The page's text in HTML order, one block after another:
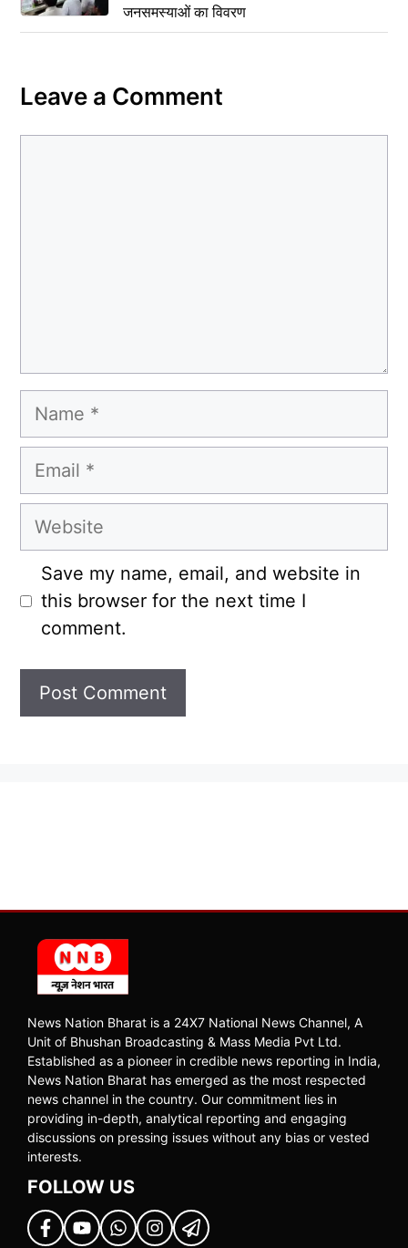
जनसमस्याओं का विवरण
Leave a Comment
Name
Email
Website
Save my name, email, and website in
this browser for the next time I
comment.
News Nation Bharat is a 24X7 National News Channel, A
Unit of Bhushan Broadcasting & Mass Media Pvt Ltd.
Established as a pioneer in credible news reporting in India,
News Nation Bharat has emerged as the most respected
news channel in the country. Our commitment lies in
providing in-depth, analytical reporting and engaging
discussions on pressing issues without any bias or vested
interests.
FOLLOW US